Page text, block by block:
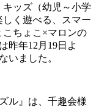
ッズ（幼児～小学
く遊べる、スマー
ちょこ×マロンの
昨年12月19日よ
いました。
ル』は、千趣会様